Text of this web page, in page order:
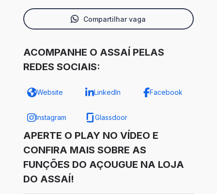
Compartilhar vaga
ACOMPANHE O ASSAÍ PELAS
REDES SOCIAIS:
Website LinkedIn Facebook
Instagram Glassdoor
APERTE O PLAY NO VÍDEO E
CONFIRA MAIS SOBRE AS
FUNÇÕES DO AÇOUGUE NA LOJA
DO ASSAÍ!